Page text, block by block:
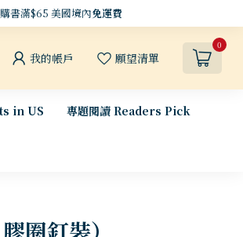
購書滿$65 美國境內免運費
我的帳戶 願望清單
0
in US 專題閱讀 Readers Pick
圈釘裝）